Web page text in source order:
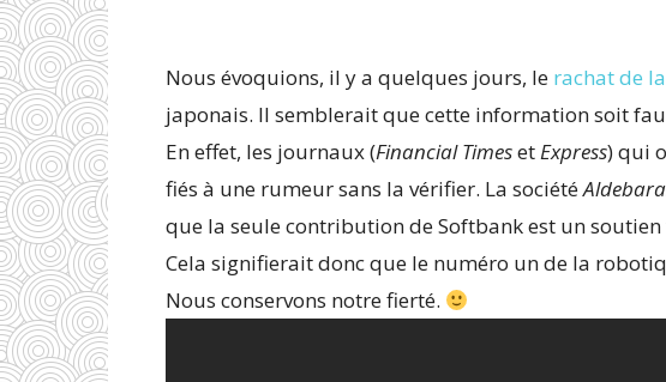
Nous évoquions, il y a quelques jours, le rachat de
japonais. Il semblerait que cette information soit
En effet, les journaux (Financial TimesetExpress) qui
fiés à une rumeur sans la vérifier. La société
que la seule contribution de Softbank est un
Cela signifierait donc que le numéro un de la
Nous conservons notre fierté.